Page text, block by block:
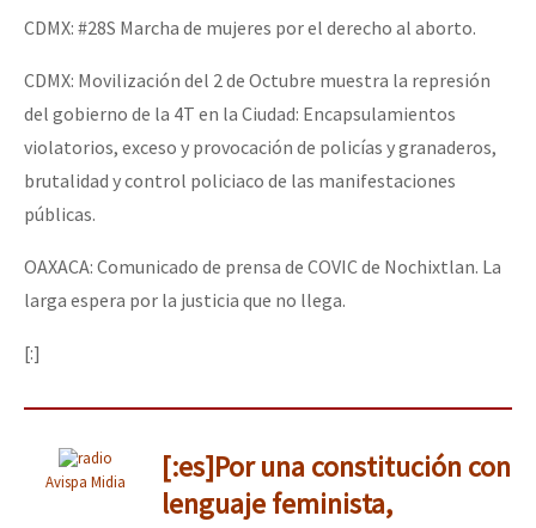
CDMX: #28S Marcha de mujeres por el derecho al aborto.
CDMX: Movilización del 2 de Octubre muestra la represión
del gobierno de la 4T en la Ciudad: Encapsulamientos
violatorios, exceso y provocación de policías y granaderos,
brutalidad y control policiaco de las manifestaciones
públicas.
OAXACA: Comunicado de prensa de COVIC de Nochixtlan. La
larga espera por la justicia que no llega.
[:]
Avispa Midia
[:es]Por una constitución con
lenguaje feminista,